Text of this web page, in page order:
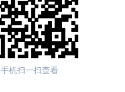
手机扫一扫查看